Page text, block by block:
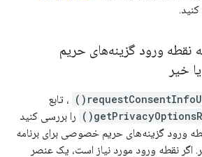
ورود گزینه‌های حریم
، تابع
را بررسی کنید
گزینه‌های حریم خصوصی برای برنامه
نقطه ورود مورد نیاز است، یک عنصر